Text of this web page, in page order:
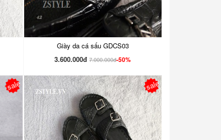
Giày da cá sấu GDCS03
3.600.000đ 7.000.000đ-50%
sale sale